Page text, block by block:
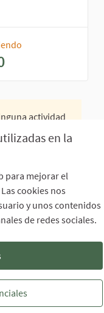
en la
para mejorar el
cookies nos
y unos contenidos
de redes sociales.
actividad
Ciudadana en
Participación
de Participación